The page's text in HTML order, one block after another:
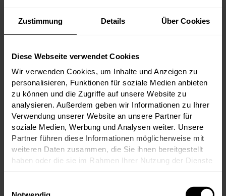
Zustimmung Details Über Cookies
Diese Webseite verwendet Cookies
Wir verwenden Cookies, um Inhalte und Anzeigen zu
personalisieren, Funktionen für soziale Medien anbieten
zu können und die Zugriffe auf unsere Website zu
analysieren. Außerdem geben wir Informationen zu Ihrer
Verwendung unserer Website an unsere Partner für
soziale Medien, Werbung und Analysen weiter. Unsere
Partner führen diese Informationen möglicherweise mit
weiteren Daten zusammen, die Sie ihnen bereitgestellt
haben oder die sie im Rahmen Ihrer Nutzung der Dienste
Château d’Yquem versammelt dieses Tasting
zum Artikel 17.06.2026